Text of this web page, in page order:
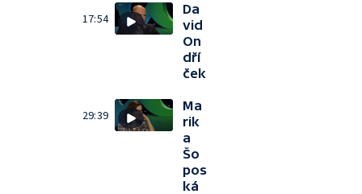
17:54
Da
vid
On
dří
ček
29:39
Ma
rik
a
Šo
pos
ká